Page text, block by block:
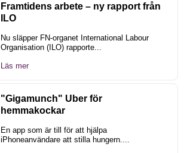
Framtidens arbete – ny rapport från
ILO
Nu släpper FN-organet International Labour
Organisation (ILO) rapporte...
Läs mer
"Gigamunch" Uber för
hemmakockar
En app som är till för att hjälpa
iPhoneanvändare att stilla hungern....